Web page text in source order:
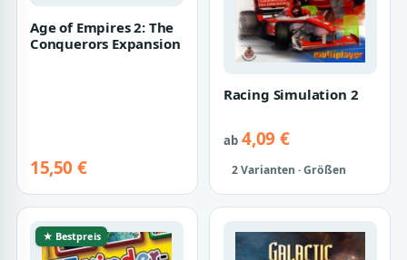
Age of Empires 2: The
Conquerors Expansion
15,50 €
Racing Simulation 2
ab4,09 €
2 Varianten · Größen
★ Bestpreis